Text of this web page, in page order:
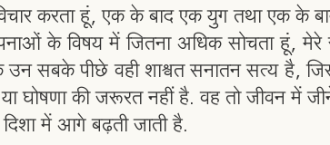
करता हूं, एक के बाद एक युग तथा एक के
के विषय में जितना अधिक सोचता हूं, मेरे
उन सबके पीछे वही शाश्वत सनातन सत्य है,
घोषणा की जरूरत नहीं है. वह तो जीवन में
में आगे बढ़ती जाती है.